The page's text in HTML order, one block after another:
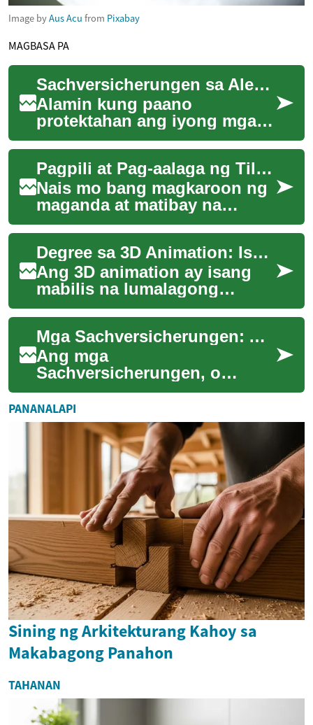
Image byAus Acu from Pixabay
MAGBASA PA
Sachversicherungen sa Alemanya: Gabay at Paano Pumili
Alamin kung paano
protektahan ang iyong mga
ari-arian sa Alemanya gamit
ang tamang
Sachversicherungen.
Tatalakayin ng...
Pagpili at Pag-aalaga ng Tile: Gabay sa Magandang Palapag
Nais mo bang magkaroon ng
maganda at matibay na
palapag? Alamin ang lahat
tungkol sa mga tile - mula sa
pagpili ng ta...
Degree sa 3D Animation: Isang Komprehensibong Gabay
Ang 3D animation ay isang
mabilis na lumalagong
industriya na nag-aalok ng
maraming oportunidad para
sa mga malikhain...
Mga Sachversicherungen: Ang Iyong Gabay sa Proteksyon ng Ari-arian
Ang mga
Sachversicherungen, o
insurance para sa ari-arian, ay
isang mahalagang bahagi ng
pangangalaga sa ating mga
PANANALAPI
Sining ng Arkitekturang Kahoy sa
Makabagong Panahon
TAHANAN